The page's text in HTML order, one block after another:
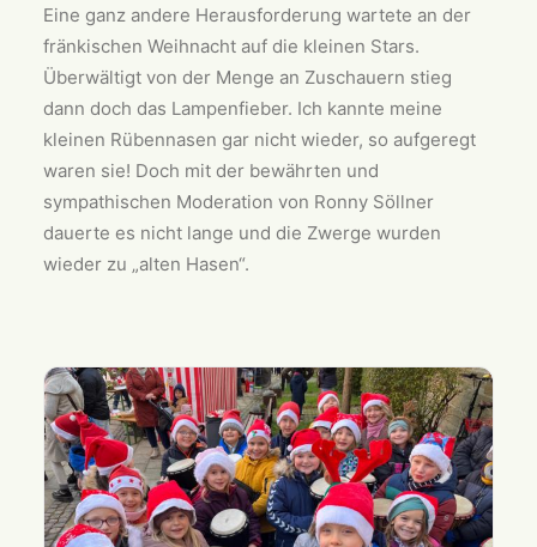
Eine ganz andere Herausforderung wartete an der
fränkischen Weihnacht auf die kleinen Stars.
Überwältigt von der Menge an Zuschauern stieg
dann doch das Lampenfieber. Ich kannte meine
kleinen Rübennasen gar nicht wieder, so aufgeregt
waren sie! Doch mit der bewährten und
sympathischen Moderation von Ronny Söllner
dauerte es nicht lange und die Zwerge wurden
wieder zu „alten Hasen“.